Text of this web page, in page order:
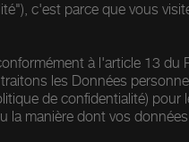
c'est parce que vous
à l'article 13
les Données
de confidentialité)
manière dont vos